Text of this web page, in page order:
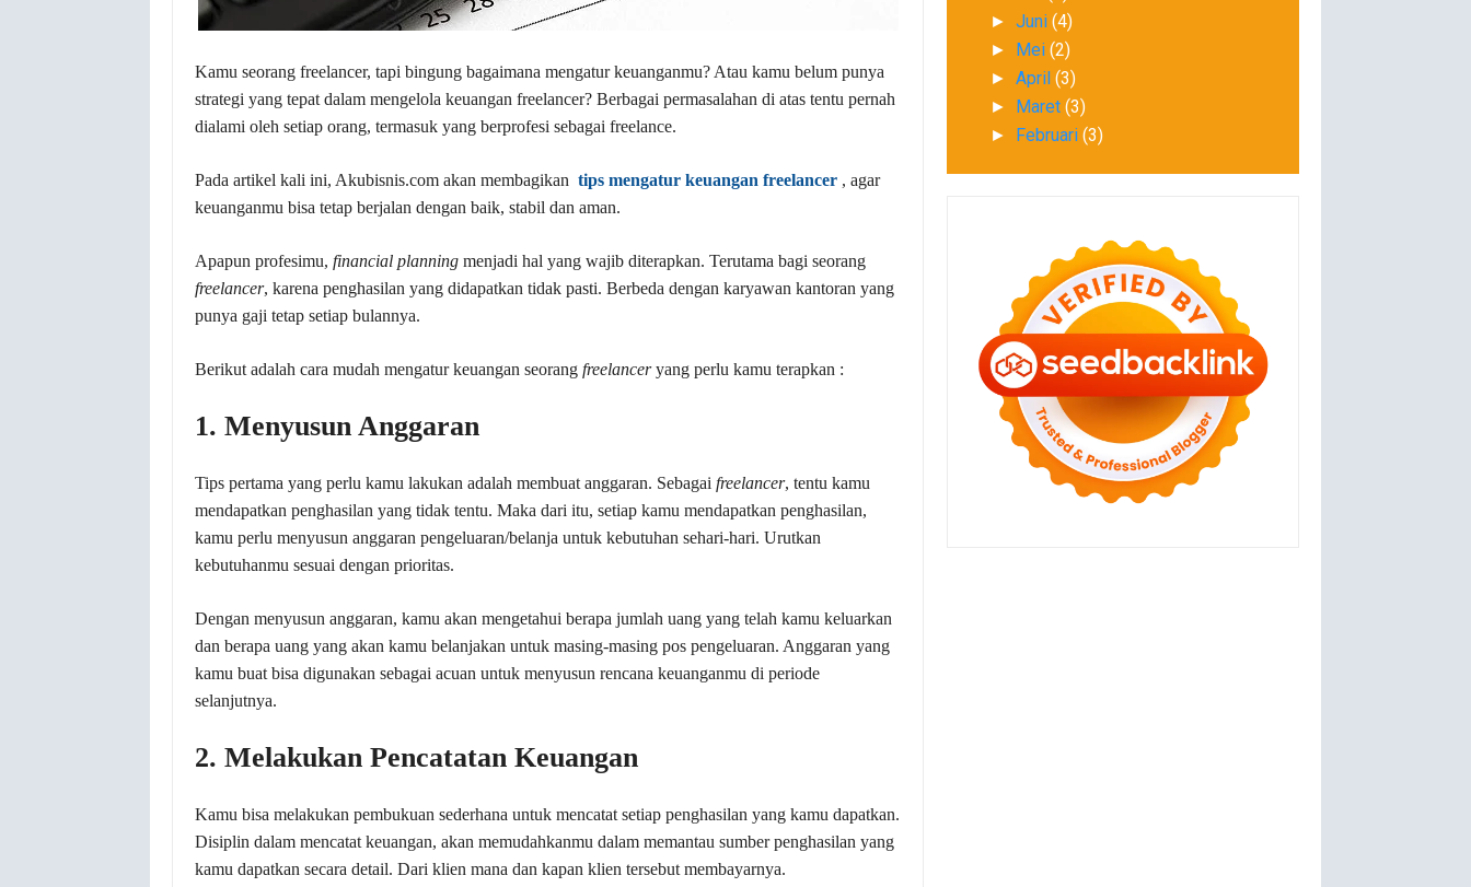
Kamu seorang freelancer, tapi bingung bagaimana mengatur keuanganmu? Atau kamu belum punya
strategi yang tepat dalam mengelola keuangan freelancer? Berbagai permasalahan di atas tentu pernah
dialami oleh setiap orang, termasuk yang berprofesi sebagai freelance.
Pada artikel kali ini, Akubisnis.com akan membagikan tips mengatur keuangan freelancer , agar
keuanganmu bisa tetap berjalan dengan baik, stabil dan aman.
Apapun profesimu, financial planning menjadi hal yang wajib diterapkan. Terutama bagi seorang
freelancer, karena penghasilan yang didapatkan tidak pasti. Berbeda dengan karyawan kantoran yang
punya gaji tetap setiap bulannya.
Berikut adalah cara mudah mengatur keuangan seorang freelanceryang perlu kamu terapkan :
1. Menyusun Anggaran
Tips pertama yang perlu kamu lakukan adalah membuat anggaran. Sebagai freelancer, tentu kamu
mendapatkan penghasilan yang tidak tentu. Maka dari itu, setiap kamu mendapatkan penghasilan,
kamu perlu menyusun anggaran pengeluaran/belanja untuk kebutuhan sehari-hari. Urutkan
kebutuhanmu sesuai dengan prioritas.
Dengan menyusun anggaran, kamu akan mengetahui berapa jumlah uang yang telah kamu keluarkan
dan berapa uang yang akan kamu belanjakan untuk masing-masing pos pengeluaran. Anggaran yang
kamu buat bisa digunakan sebagai acuan untuk menyusun rencana keuanganmu di periode
selanjutnya.
2. Melakukan Pencatatan Keuangan
Kamu bisa melakukan pembukuan sederhana untuk mencatat setiap penghasilan yang kamu dapatkan.
Disiplin dalam mencatat keuangan, akan memudahkanmu dalam memantau sumber penghasilan yang
kamu dapatkan secara detail. Dari klien mana dan kapan klien tersebut membayarnya.
► Juni (4)
► Mei (2)
► April (3)
► Maret (3)
► Februari (3)